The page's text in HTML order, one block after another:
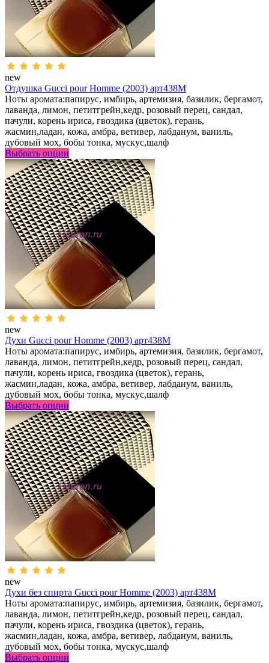
new
Отдушка Gucci pour Homme (2003) арт438M
Ноты аромата:папирус, имбирь, артемизия, базилик, бергамот,
лаванда, лимон, петитгрейн,кедр, розовый перец, сандал,
пачули, корень ириса, гвоздика (цветок), герань,
жасмин,ладан, кожа, амбра, ветивер, лабданум, ваниль,
дубовый мох, бобы тонка, мускус,шалф
Выбрать опции
new
Духи Gucci pour Homme (2003) арт438M
Ноты аромата:папирус, имбирь, артемизия, базилик, бергамот,
лаванда, лимон, петитгрейн,кедр, розовый перец, сандал,
пачули, корень ириса, гвоздика (цветок), герань,
жасмин,ладан, кожа, амбра, ветивер, лабданум, ваниль,
дубовый мох, бобы тонка, мускус,шалф
Выбрать опции
new
Духи без спирта Gucci pour Homme (2003) арт438M
Ноты аромата:папирус, имбирь, артемизия, базилик, бергамот,
лаванда, лимон, петитгрейн,кедр, розовый перец, сандал,
пачули, корень ириса, гвоздика (цветок), герань,
жасмин,ладан, кожа, амбра, ветивер, лабданум, ваниль,
дубовый мох, бобы тонка, мускус,шалф
Выбрать опции